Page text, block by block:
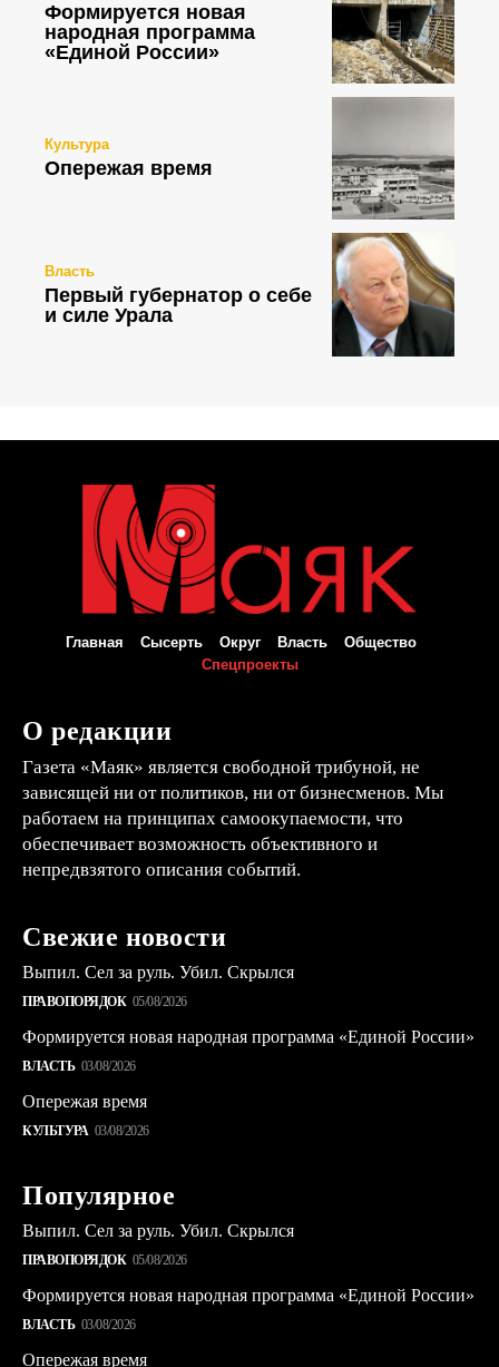
Формируется новая
народная программа
«Единой России»
Культура
Опережая время
Власть
Первый губернатор о себе
и силе Урала
Главная Сысерть Округ Власть
Общество
Спецпроекты
О редакции
Газета «Маяк» является свободной трибуной, не
зависящей ни от политиков, ни от бизнесменов. Мы
работаем на принципах самоокупаемости, что
обеспечивает возможность объективного и
непредвзятого описания событий.
Свежие новости
Выпил. Сел за руль. Убил. Скрылся
ПРАВОПОРЯДОК 05/08/2026
Формируется новая народная программа «Единой России»
ВЛАСТЬ 03/08/2026
Опережая время
КУЛЬТУРА 03/08/2026
Популярное
Выпил. Сел за руль. Убил. Скрылся
ПРАВОПОРЯДОК 05/08/2026
Формируется новая народная программа «Единой России»
ВЛАСТЬ 03/08/2026
Опережая время